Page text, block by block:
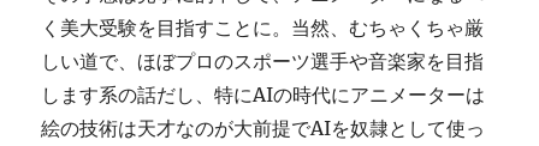
く美大受験を目指すことに。当然、むちゃくちゃ厳
しい道で、ほぼプロのスポーツ選手や音楽家を目指
します系の話だし、特にAIの時代にアニメーターは
絵の技術は天才なのが大前提でAIを奴隷として使っ